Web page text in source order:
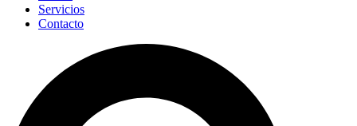
Servicios
Contacto